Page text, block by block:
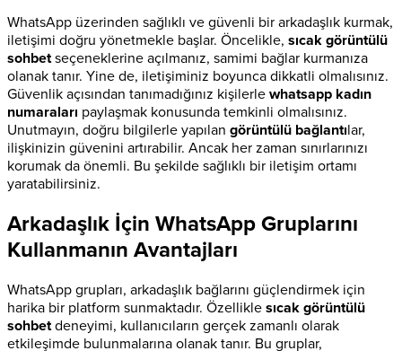
WhatsApp üzerinden sağlıklı ve güvenli bir arkadaşlık kurmak,
iletişimi doğru yönetmekle başlar. Öncelikle, sıcak görüntülü
sohbetseçeneklerine açılmanız, samimi bağlar kurmanıza
olanak tanır. Yine de, iletişiminiz boyunca dikkatli olmalısınız.
Güvenlik açısından tanımadığınız kişilerle whatsapp kadın
numaraları paylaşmak konusunda temkinli olmalısınız.
Unutmayın, doğru bilgilerle yapılan görüntülü bağlantılar,
ilişkinizin güvenini artırabilir. Ancak her zaman sınırlarınızı
korumak da önemli. Bu şekilde sağlıklı bir iletişim ortamı
yaratabilirsiniz.
Arkadaşlık İçin WhatsApp Gruplarını
Kullanmanın Avantajları
WhatsApp grupları, arkadaşlık bağlarını güçlendirmek için
harika bir platform sunmaktadır. Özellikle sıcak görüntülü
sohbetdeneyimi, kullanıcıların gerçek zamanlı olarak
etkileşimde bulunmalarına olanak tanır. Bu gruplar,